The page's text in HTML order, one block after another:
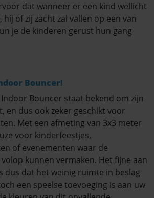
dat wanneer er een kind wellicht
of zij zacht zal vallen op een van
je de kinderen gerust hun gang
Bouncer!
Bouncer staat bekend om zijn
en dus ook zeker geschikt voor
Met een afmeting van 3x3 meter
voor kinderfeestjes,
of evenementen waar de
kunnen vermaken. Het fijne aan
dus dat het weinig ruimte in beslag
een speelse toevoeging is aan uw